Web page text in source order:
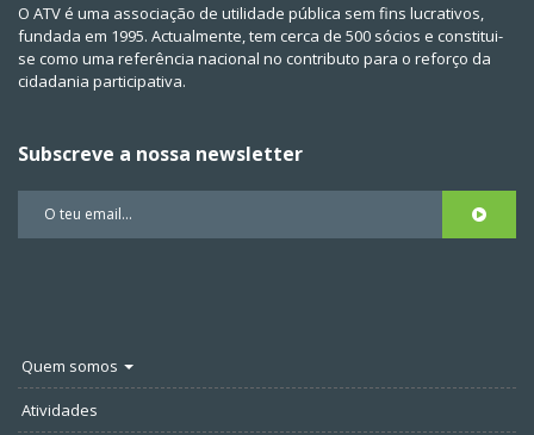
O ATV é uma associação de utilidade pública sem fins lucrativos,
fundada em 1995. Actualmente, tem cerca de 500 sócios e constitui-
se como uma referência nacional no contributo para o reforço da
cidadania participativa.
Subscreve a nossa newsletter
Quem somos
Atividades